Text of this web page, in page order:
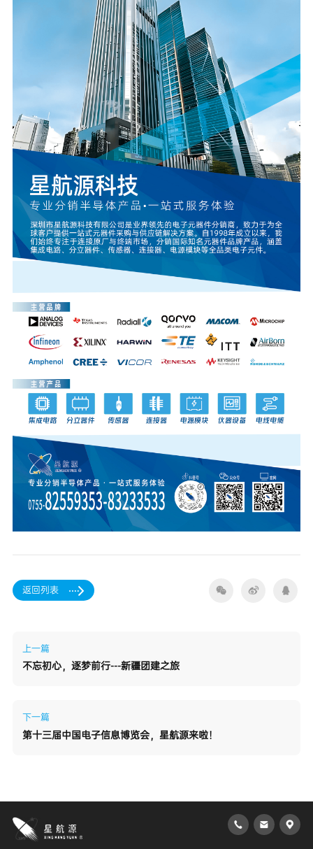
返回列表
上一篇
不忘初心，逐梦前行---新疆团建之旅
下一篇
第十三届中国电子信息博览会，星航源来啦！